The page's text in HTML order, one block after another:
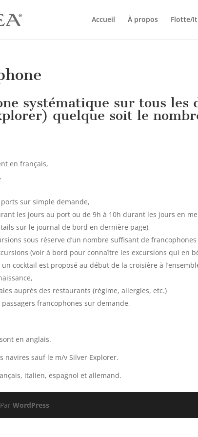
Accueil À propos Flotte/
systématique sur tous les
quelque soit le
en français,
sur simple demande,
les jours au port ou de 9h à 10h durant les jours en
sur le journal de bord en dernière page),
sous réserve d’un nombre suffisant de francophones
(voir à bord pour connaître les excursions qui en
cocktail est proposé au début de la croisière à
auprès des restaurants (régime, allergies, etc.)
francophones sur demande,
en anglais.
navires sauf le m/v Silver Explorer.
italien, espagnol et allemand.
WordPress